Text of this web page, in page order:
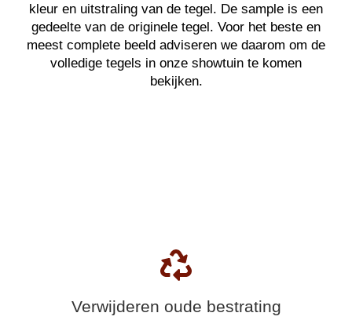
kleur en uitstraling van de tegel. De sample is een
gedeelte van de originele tegel. Voor het beste en
meest complete beeld adviseren we daarom om de
volledige tegels in onze showtuin te komen
bekijken.
Verwijderen oude bestrating